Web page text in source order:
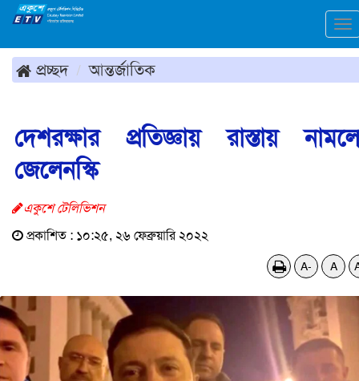
প্রচ্ছদ আন্তর্জাতিক
দেশরক্ষার প্রতিজ্ঞায় রাস্তায়
জেলেনস্কি
একুশে টেলিভিশন
প্রকাশিত : ১০:২৫, ২৬ ফেব্রুয়ারি ২০২২
A- A